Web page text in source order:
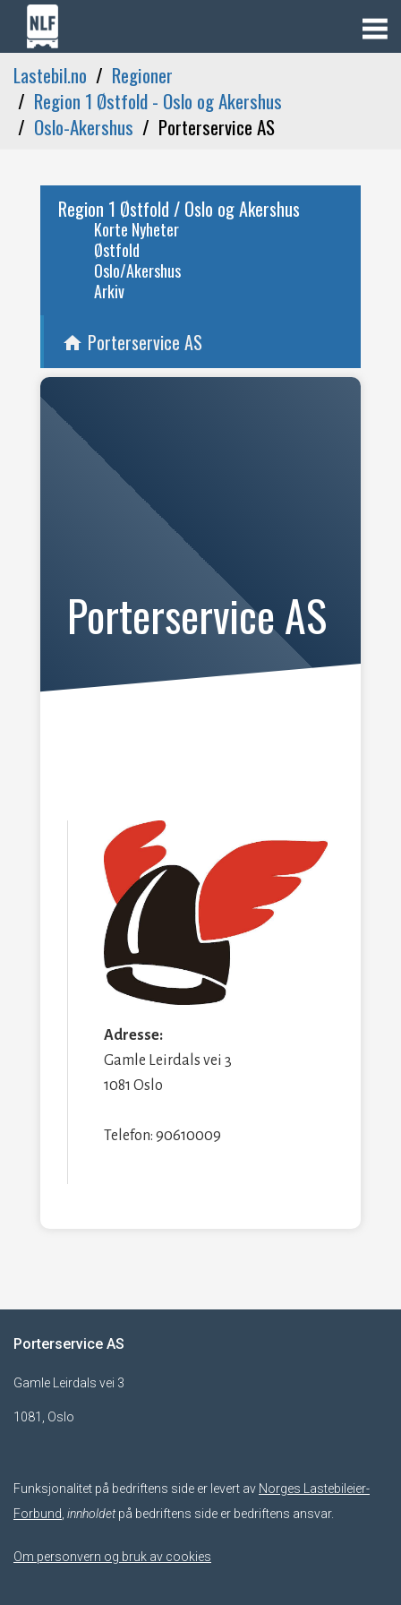
Lastebil.no
Regioner
Region 1 Østfold - Oslo og Akershus
Oslo-Akershus
Porterservice AS
Region 1 Østfold / Oslo og Akershus
Korte Nyheter
Østfold
Oslo/Akershus
Arkiv
home Porterservice AS
Porterservice AS
Adresse:
Gamle Leirdals vei 3
1081 Oslo
Telefon: 90610009
Porterservice AS
Gamle Leirdals vei 3
1081, Oslo
Funksjonalitet på bedriftens side er levert av Norges Lastebileier-
Forbund innholdetpå bedriftens side er bedriftens ansvar.
Om personvern og bruk av cookies